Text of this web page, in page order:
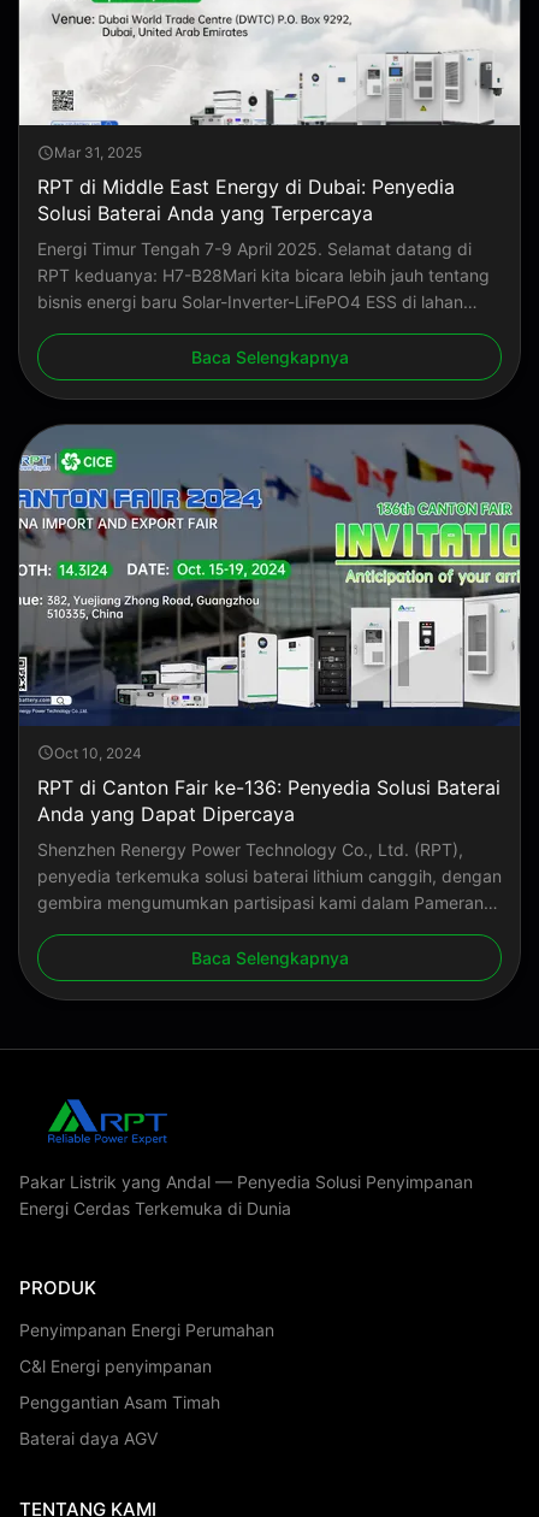
Mar 31, 2025
RPT di Middle East Energy di Dubai: Penyedia
Solusi Baterai Anda yang Terpercaya
Energi Timur Tengah 7-9 April 2025. Selamat datang di
RPT keduanya: H7-B28Mari kita bicara lebih jauh tentang
bisnis energi baru Solar-Inverter-LiFePO4 ESS di lahan
dengan pelanggan kami yang terhormat untuk bekerja
sama membangun kembali rumah ...
Baca Selengkapnya
Oct 10, 2024
RPT di Canton Fair ke-136: Penyedia Solusi Baterai
Anda yang Dapat Dipercaya
Shenzhen Renergy Power Technology Co., Ltd. (RPT),
penyedia terkemuka solusi baterai lithium canggih, dengan
gembira mengumumkan partisipasi kami dalam Pameran
kami diStan 14.3I24dari15-19 Oktober 2024, di Kompleks
Canton Fair,382 Jalan ...
Baca Selengkapnya
Pakar Listrik yang Andal — Penyedia Solusi Penyimpanan
Energi Cerdas Terkemuka di Dunia
PRODUK
Penyimpanan Energi Perumahan
C&l Energi penyimpanan
Penggantian Asam Timah
Baterai daya AGV
TENTANG KAMI